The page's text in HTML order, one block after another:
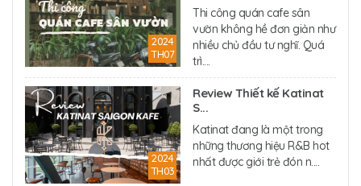
2024
TH07
Thi công quán cafe sân
vườn không hề đơn giản như
nhiều chủ đầu tư nghĩ. Quá
trì....
2024
TH03
Review Thiết kế Katinat
S...
Katinat đang là một trong
những thương hiệu R&B hot
nhất được giới trẻ đón n....